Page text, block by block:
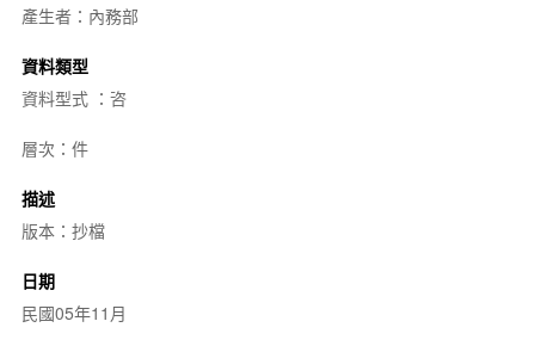
產生者：內務部
資料類型
資料型式 ：咨
層次：件
描述
版本：抄檔
日期
民國05年11月